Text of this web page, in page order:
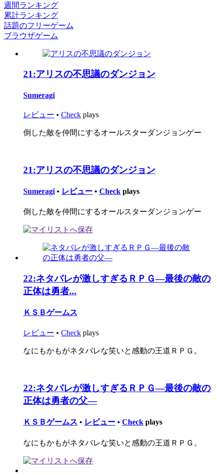
週間ランキング
累計ランキング
話題のフリーゲーム
ブラウザゲーム
21:アリスの不思議のダンジョン
Sumeragi
レビュー • Check plays
倒した敵を仲間にするオールスターダンジョンゲー
21:アリスの不思議のダンジョン
Sumeragi • レビュー • Check plays
倒した敵を仲間にするオールスターダンジョンゲー
22:ネタバレが激しすぎるＲＰＧ―最後の敵の
正体は勇者...
ＫＳＢゲームス
レビュー • Check plays
なにもかもがネタバレな笑いと感動の王道ＲＰＧ。
22:ネタバレが激しすぎるＲＰＧ―最後の敵の
正体は勇者の父―
ＫＳＢゲームス • レビュー • Check plays
なにもかもがネタバレな笑いと感動の王道ＲＰＧ。